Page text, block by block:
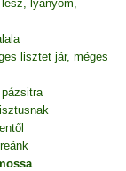
lyányom,
lisztet jár, méges